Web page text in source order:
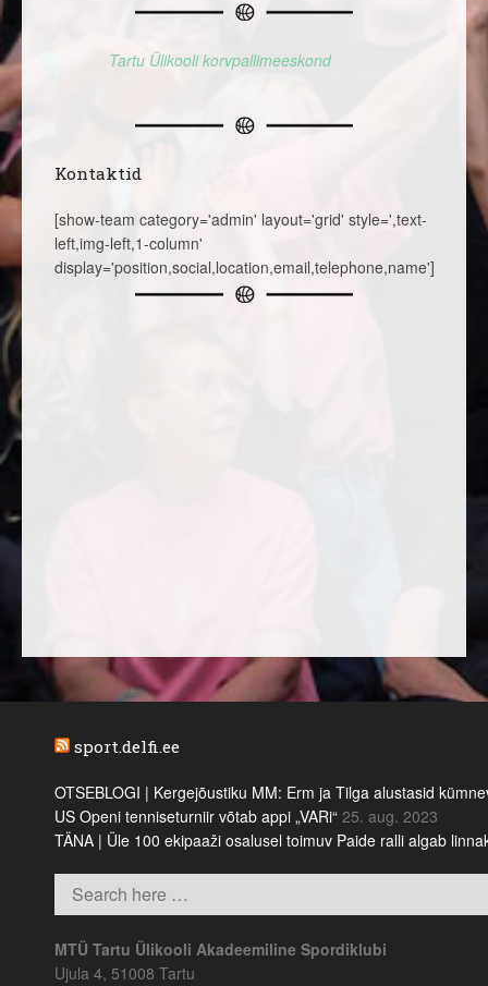
Tartu Ülikooli korvpallimeeskond
Kontaktid
[show-team category='admin' layout='grid' style=',text-
left,img-left,1-column'
display='position,social,location,email,telephone,name']
sport.delfi.ee
OTSEBLOGI | Kergejõustiku MM: Erm ja Tilga alustasid
US Openi tenniseturniir võtab appi „VARi“ 25. aug. 2023
TÄNA | Üle 100 ekipaaži osalusel toimuv Paide ralli algab
MTÜ Tartu Ülikooli Akadeemiline Spordiklubi
Ujula 4, 51008 Tartu